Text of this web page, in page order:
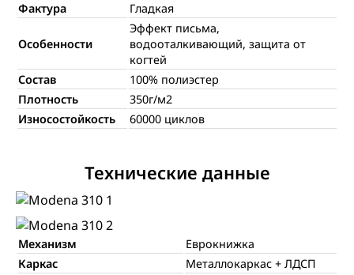
Фактура
Гладкая
Особенности
Эффект письма,
водооталкивающий, защита от
когтей
Состав
100% полиэстер
Плотность
350г/м2
Износостойкость
60000 циклов
Технические данные
Механизм
Еврокнижка
Каркас
Металлокаркас + ЛДСП